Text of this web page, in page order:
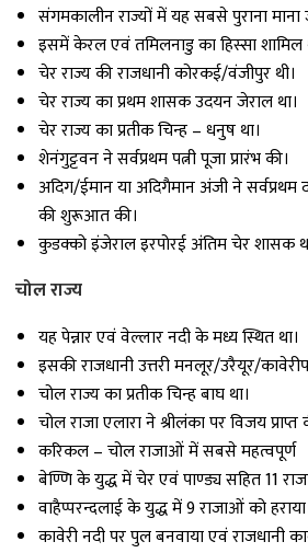
संगमकालीन राज्यों में यह सबसे पुराना माना
इसमें केरल एवं तमिलनाडु का हिस्सा शामिल
चेर राज्य की राजधानी कोरकई/वंजीपुर थी।
चेर राज्य का प्रथम शासक उदयन जेराल था।
चेर राज्य का प्रतीक चिन्ह – धनुष था।
शेनंगुट्टवन ने सर्वप्रथम पत्नी पूजा प्रारंभ की।
अदिग/ईमान या अदिगैमान अंजी ने सर्वप्रथम
की शुरूआत की।
कुडक्को इंजेराल इरपोरई अंतिम चेर शासक
चोल राज्य
यह पेन्नार एवं वेल्लार नदी के मध्य स्थित था।
इसकी राजधानी उत्तरी मनलूर/उरैयूर/
चोल राज्य का प्रतीक चिन्ह बाघ था।
चोल राजा एलारा ने श्रीलंका पर विजय प्राप्त
करिकल – चोल राजाओं में सबसे महत्वपूर्ण
बेण्णि के युद्ध में चेर एवं पाण्ड्य सहित 11
वाहैप्परन्दलाई के युद्ध में 9 राजाओं को
कावेरी नदी पर पुल बनवाया एवं राजधानी